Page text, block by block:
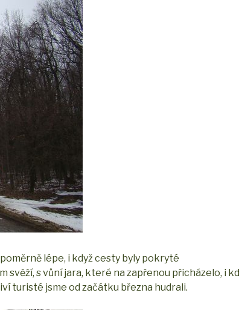
lépe, i když cesty byly pokryté
s vůní jara, které na zapřenou přicházelo, i
turisté jsme od začátku března hudrali.